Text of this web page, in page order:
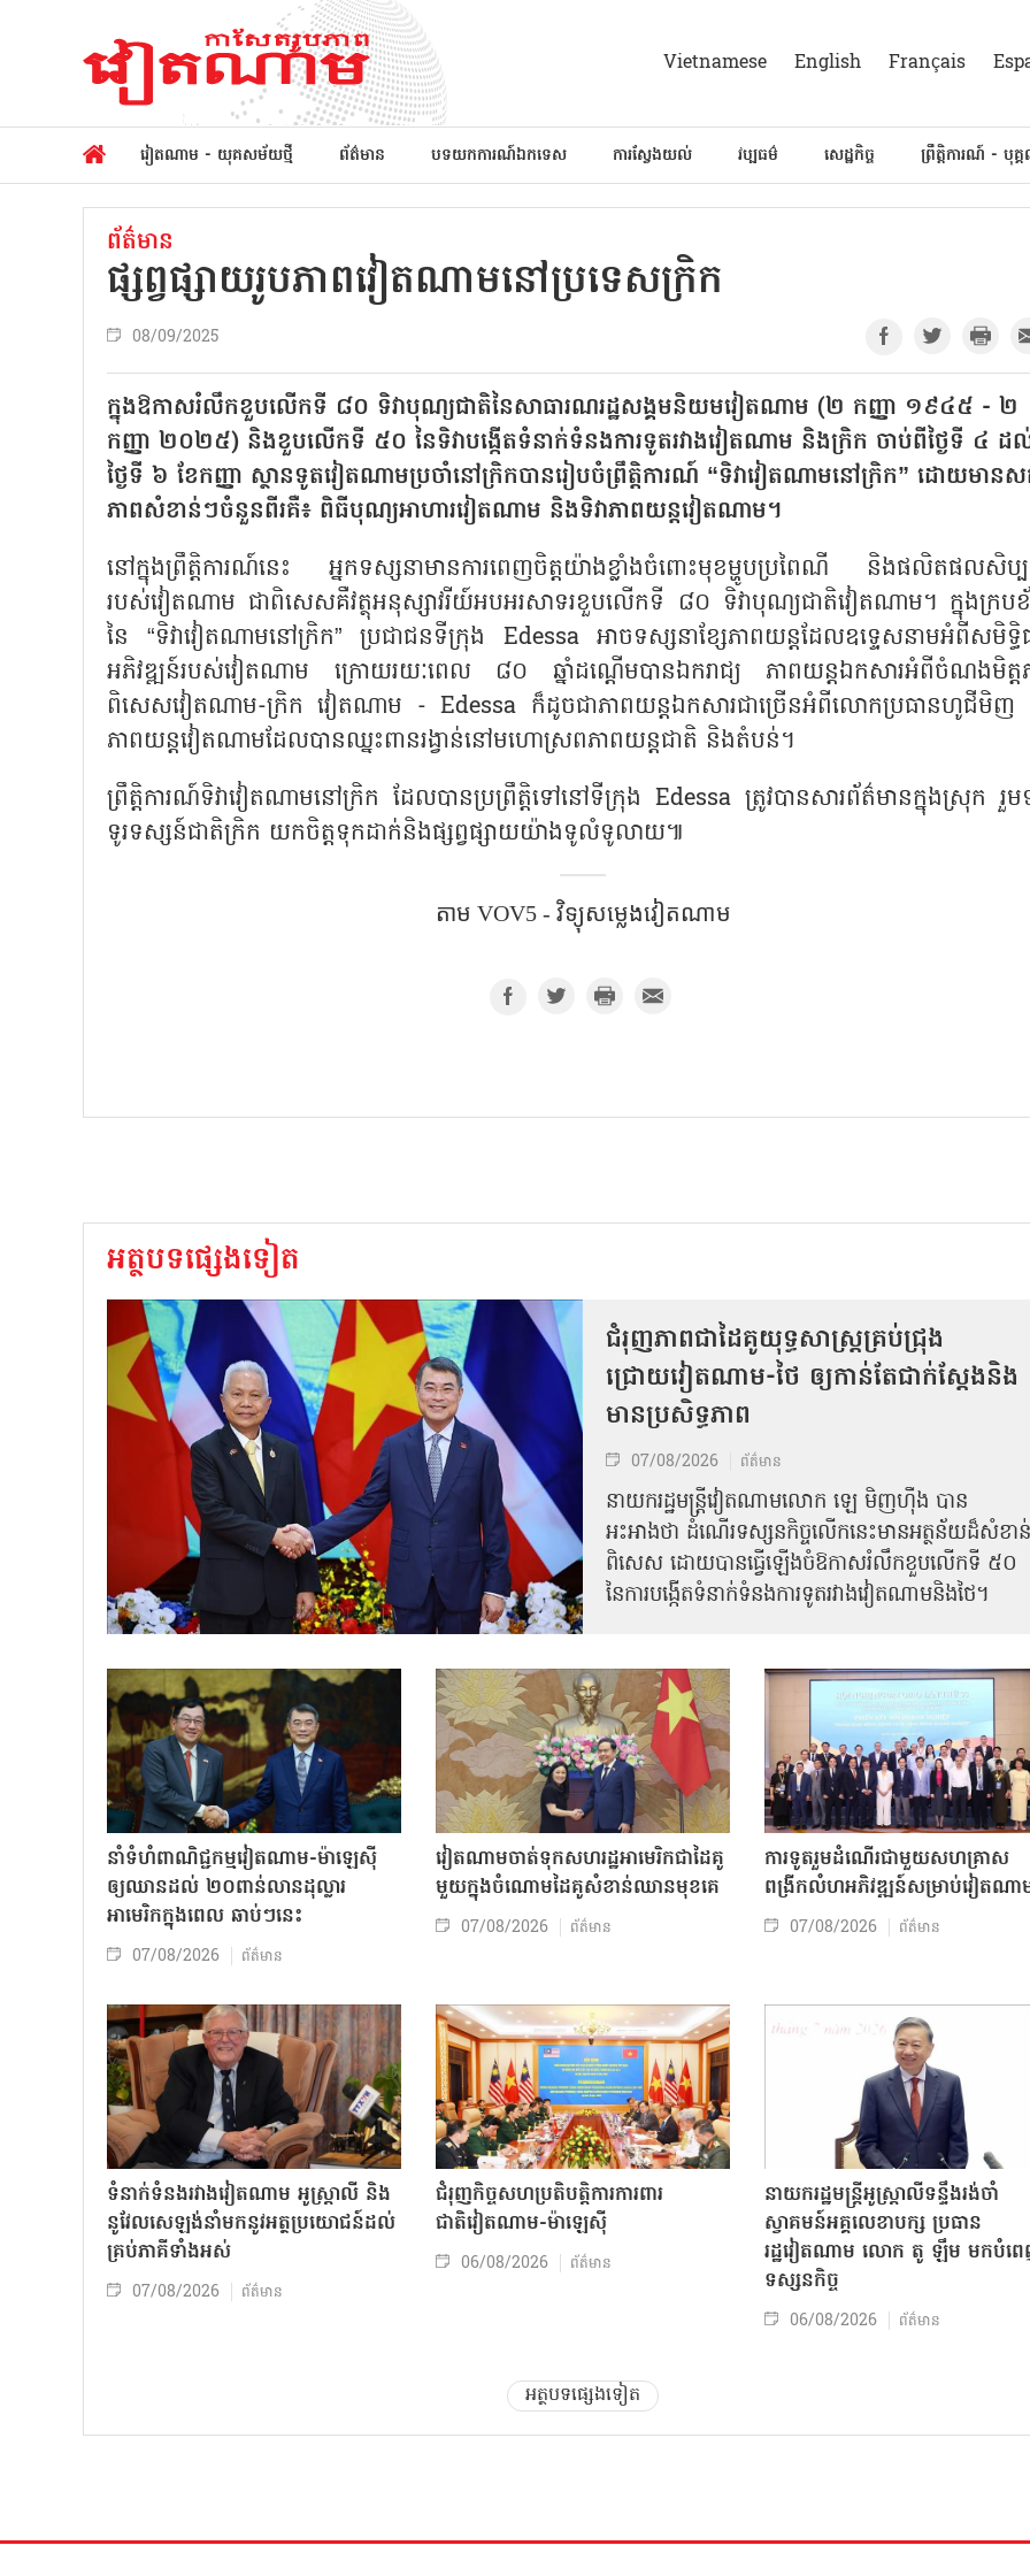
Vietnamese English Français
វៀតណាម - យុគសម័យថ្មី ព័ត៌មាន បទយកការណ៍ឯកទេស ការស្វែងយល់ វប្បធម៌ សេដ្ឋកិច្ច ព្រឹត្តិការណ៍ - បុគ្
ព័ត៌មាន
ផ្សព្វផ្សាយរូបភាពវៀតណាមនៅប្រទេសក្រិក
08/09/2025
ក្នុងឱកាសរំលឹកខួបលើកទី ៨០ ទិវាបុណ្យជាតិនៃសាធារណរដ្ឋសង្គមនិយមវៀតណាម (២ កញ្ញា ១៩៤៥ - ២
កញ្ញា ២០២៥) និងខួបលើកទី ៥០ នៃទិវាបង្កើតទំនាក់ទំនងការទូតរវាងវៀតណាម និងក្រិក ចាប់ពីថ្ងៃទី ៤ ដ
ថ្ងៃទី ៦ ខែកញ្ញា ស្ថានទូតវៀតណាមប្រចាំនៅក្រិកបានរៀបចំព្រឹត្តិការណ៍ “ទិវាវៀតណាមនៅក្រិក” ដោយមានស
ភាពសំខាន់ៗចំនួនពីរគឺ៖ ពិធីបុណ្យអាហារវៀតណាម និងទិវាភាពយន្តវៀតណាម។
នៅក្នុងព្រឹត្តិការណ៍នេះ អ្នកទស្សនាមានការពេញចិត្តយ៉ាងខ្លាំងចំពោះមុខម្ហូបប្រពៃណី និងផលិតផលសិប្ប
របស់វៀតណាម ជាពិសេសគឺវត្ថុអនុស្សាវរីយ៍អបអរសាទរខួបលើកទី ៨០ ទិវាបុណ្យជាតិវៀតណាម។ ក្នុងក្រប
នៃ “ទិវាវៀតណាមនៅក្រិក” ប្រជាជនទីក្រុង Edessa អាចទស្សនាខ្សែភាពយន្តដែលឧទ្ទេសនាមអំពីសមិទ្
អភិវឌ្ឍន៍របស់វៀតណាម ក្រោយរយៈពេល ៨០ ឆ្នាំដណ្ដើមបានឯករាជ្យ ភាពយន្តឯកសារអំពីចំណងមិត្ត
ពិសេសវៀតណាម-ក្រិក វៀតណាម - Edessa ក៏ដូចជាភាពយន្តឯកសារជាច្រើនអំពីលោកប្រធានហូជីមិញ
ភាពយន្តវៀតណាមដែលបានឈ្នះពានរង្វាន់នៅមហោស្រពភាពយន្តជាតិ និងតំបន់។
ព្រឹត្តិការណ៍ទិវាវៀតណាមនៅក្រិក ដែលបានប្រព្រឹត្តិទៅនៅទីក្រុង Edessa ត្រូវបានសារព័ត៌មានក្នុងស្រុក រួម
ទូរទស្សន៍ជាតិក្រិក យកចិត្តទុកដាក់និងផ្សព្វផ្សាយយ៉ាងទូលំទូលាយ៕
តាម​ VOV5 - វិទ្យុសម្លេងវៀតណាម
អត្ថបទផ្សេងទៀត
ជំរុញភាពជាដៃគូយុទ្ធសាស្ត្រគ្រប់ជ្រុង
ជ្រោយវៀតណាម-ថៃ ឲ្យកាន់តែជាក់ស្ដែងនិង
មានប្រសិទ្ធភាព
07/08/2026 ព័ត៌មាន
នាយករដ្ឋមន្ត្រីវៀតណាមលោក ឡេ មិញហ៊ឹង បាន
អះអាងថា ដំណើរទស្សនកិច្ចលើកនេះមានអត្ថន័យដ៏សំខាន់
ពិសេស ដោយបានធ្វើឡើងចំឱកាសរំលឹកខួបលើកទី ៥០
នៃការបង្កើតទំនាក់ទំនងការទូតរវាងវៀតណាមនិងថៃ។
នាំទំហំពាណិជ្ជកម្មវៀតណាម-ម៉ាឡេស៊ី
ឲ្យឈានដល់ ២០ពាន់លានដុល្លារ
អាមេរិកក្នុងពេល ឆាប់ៗនេះ
07/08/2026 ព័ត៌មាន
វៀតណាមចាត់ទុកសហរដ្ឋអាមេរិកជាដៃគូ
មួយក្នុងចំណោមដៃគូសំខាន់ឈានមុខគេ
07/08/2026 ព័ត៌មាន
ការទូតរួមដំណើរជាមួយសហគ្រាស
ពង្រីកលំហអភិវឌ្ឍន៍សម្រាប់វៀតណា
07/08/2026 ព័ត៌មាន
ទំនាក់ទំនងរវាងវៀតណាម អូស្ត្រាលី និង
នូវែលសេឡង់នាំមកនូវអត្ថប្រយោជន៍ដល់
គ្រប់ភាគីទាំងអស់
07/08/2026 ព័ត៌មាន
ជំរុញកិច្ចសហប្រតិបត្តិការការពារ
ជាតិវៀតណាម-ម៉ាឡេស៊ី
06/08/2026 ព័ត៌មាន
នាយករដ្ឋមន្ត្រីអូស្ត្រាលីទន្ទឹងរង់ចាំ
ស្វាគមន៍អគ្គលេខាបក្ស ប្រធាន
រដ្ឋវៀតណាម លោក តូ ឡឹម មកបំព
ទស្សនកិច្ច
06/08/2026 ព័ត៌មាន
អត្ថបទផ្សេងទៀត